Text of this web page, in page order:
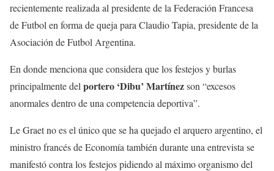
recientemente realizada al presidente de la Federación Francesa
de Futbol en forma de queja para Claudio Tapia, presidente de la
Asociación de Futbol Argentina.
En donde menciona que considera que los festejos y burlas
principalmente del portero ‘Dibu’ Martínezson “excesos
anormales dentro de una competencia deportiva”.
Le Graet no es el único que se ha quejado el arquero argentino, el
ministro francés de Economía también durante una entrevista se
manifestó contra los festejos pidiendo al máximo organismo del